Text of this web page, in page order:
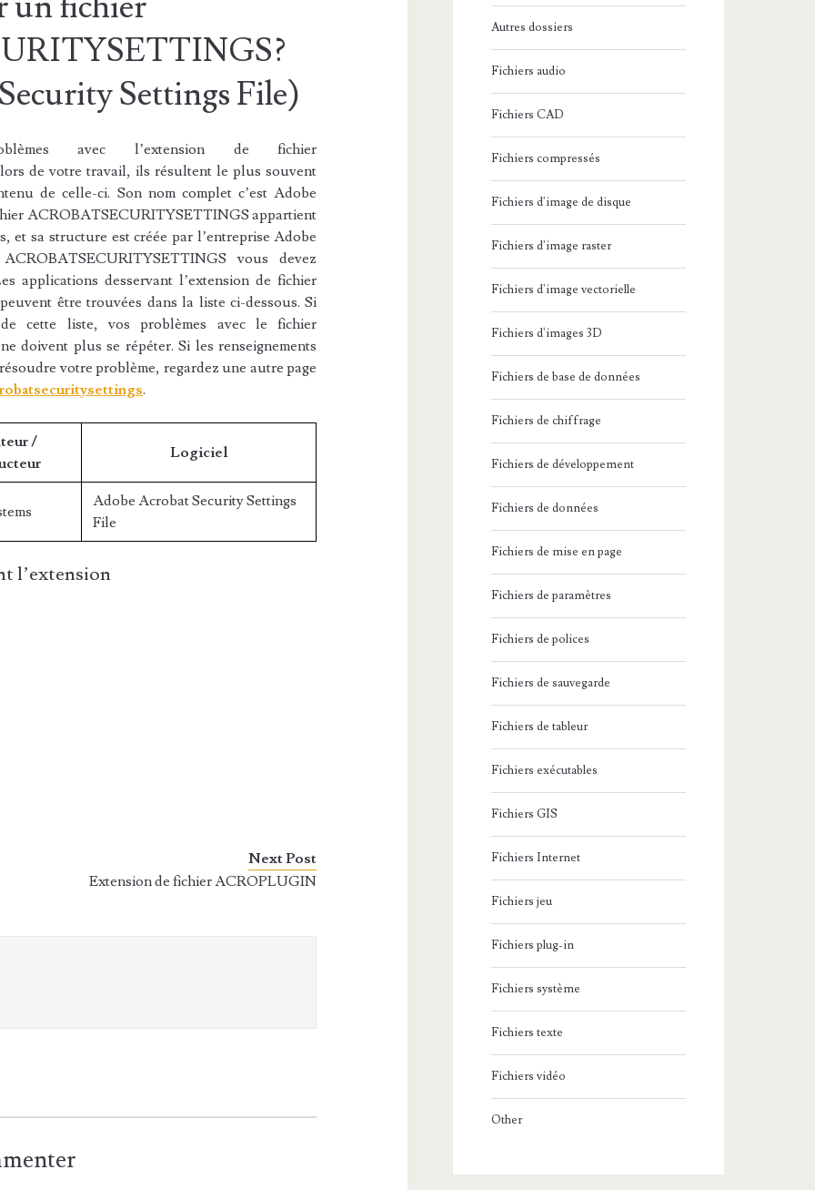
Settings File)
avec l’extension de fichier
de votre travail, ils résultent le plus souvent
de celle-ci. Son nom complet c’est Adobe
ACROBATSECURITYSETTINGS appartient
et sa structure est créée par l’entreprise Adobe
vous devez
applications desservant l’extension de fichier
être trouvées dans la liste ci-dessous. Si
cette liste, vos problèmes avec le fichier
doivent plus se répéter. Si les renseignements
votre problème, regardez une autre page
.
/
Logiciel
Adobe Acrobat Security Settings
File
l’extension
Next Post
Extension de fichier ACROPLUGIN
Autres dossiers
Fichiers audio
Fichiers CAD
Fichiers compressés
Fichiers d'image de disque
Fichiers d'image raster
Fichiers d'image vectorielle
Fichiers d'images 3D
Fichiers de base de données
Fichiers de chiffrage
Fichiers de développement
Fichiers de données
Fichiers de mise en page
Fichiers de paramètres
Fichiers de polices
Fichiers de sauvegarde
Fichiers de tableur
Fichiers exécutables
Fichiers GIS
Fichiers Internet
Fichiers jeu
Fichiers plug-in
Fichiers système
Fichiers texte
Fichiers vidéo
Other